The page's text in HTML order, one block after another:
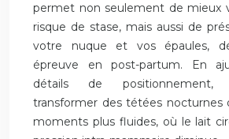
permet non seulement de mieux
risque de stase, mais aussi de
votre nuque et vos épaules,
épreuve en post-partum. En
détails de positionnement,
transformer des tétées nocturnes
moments plus fluides, où le lait